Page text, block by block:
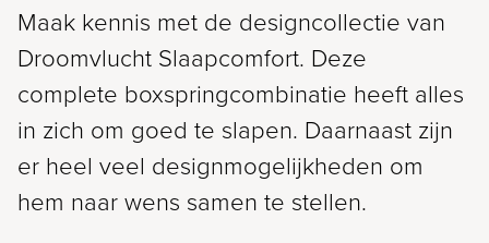
Maak kennis met de designcollectie van
Droomvlucht Slaapcomfort. Deze
complete boxspringcombinatie heeft alles
in zich om goed te slapen. Daarnaast zijn
er heel veel designmogelijkheden om
hem naar wens samen te stellen.